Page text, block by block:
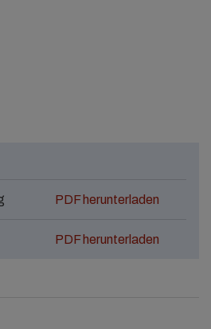
PDF herunterladen
PDF herunterladen